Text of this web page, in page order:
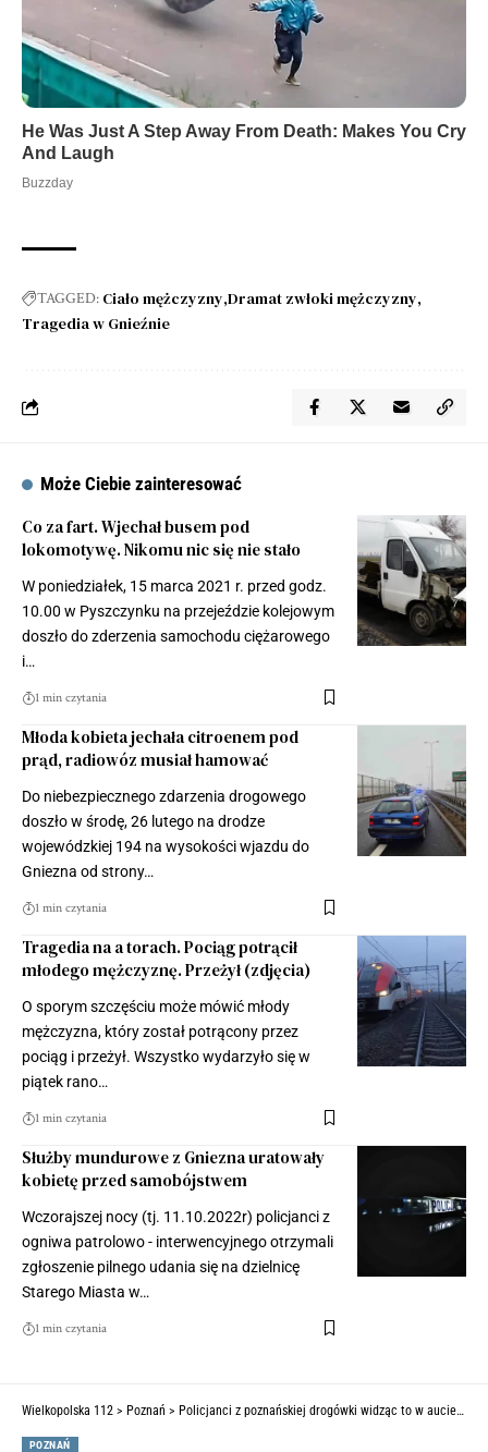
TAGGED: Ciało mężczyzny Dramat zwłoki mężczyzny
Tragedia w Gnieźnie
Może Ciebie zainteresować
Co za fart. Wjechał busem pod
lokomotywę. Nikomu nic się nie stało
W poniedziałek, 15 marca 2021 r. przed godz.
10.00 w Pyszczynku na przejeździe kolejowym
doszło do zderzenia samochodu ciężarowego
i…
1 min czytania
Młoda kobieta jechała citroenem pod
prąd, radiowóz musiał hamować
Do niebezpiecznego zdarzenia drogowego
doszło w środę, 26 lutego na drodze
wojewódzkiej 194 na wysokości wjazdu do
Gniezna od strony…
1 min czytania
Tragedia na a torach. Pociąg potrącił
młodego mężczyznę. Przeżył (zdjęcia)
O sporym szczęściu może mówić młody
mężczyzna, który został potrącony przez
pociąg i przeżył. Wszystko wydarzyło się w
piątek rano…
1 min czytania
Służby mundurowe z Gniezna uratowały
kobietę przed samobójstwem
Wczorajszej nocy (tj. 11.10.2022r) policjanci z
ogniwa patrolowo - interwencyjnego otrzymali
zgłoszenie pilnego udania się na dzielnicę
Starego Miasta w…
1 min czytania
Wielkopolska 112 > Poznań > Policjanci z poznańskiej drogówki widząc to w aucie przecierali oczy ze zdumienia
POZNAŃ